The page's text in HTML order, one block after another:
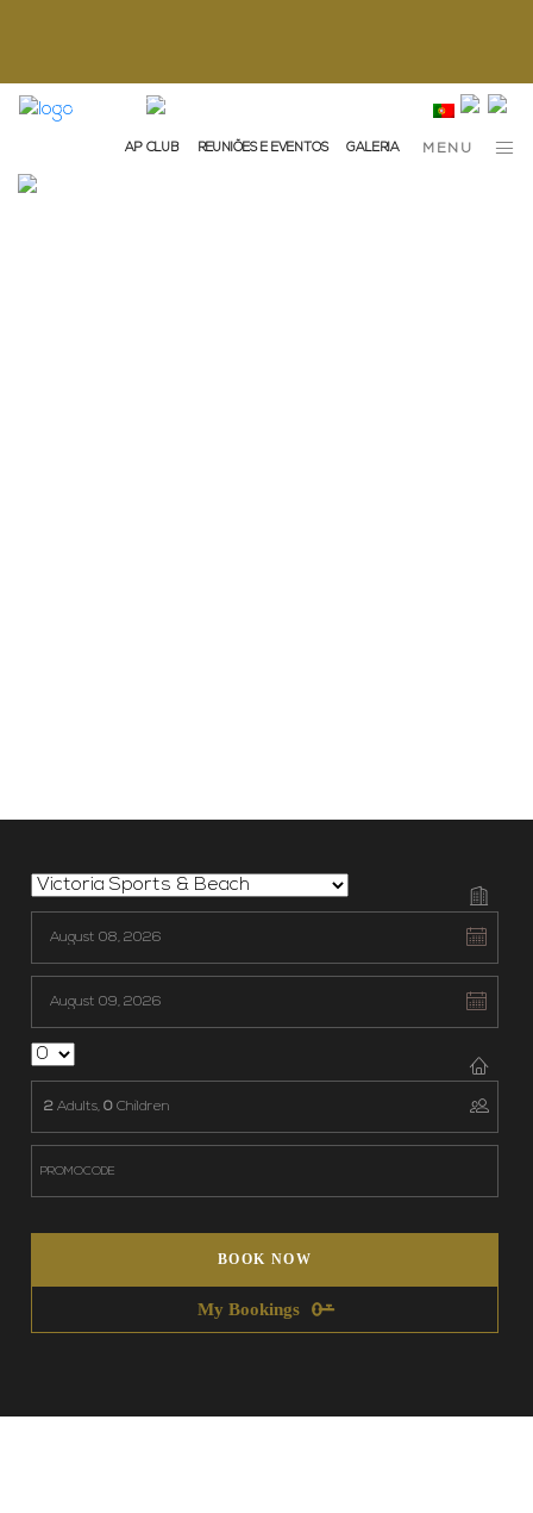
info@ap-hotelsresorts.com
AP CLUB REUNIÕES E EVENTOS GALERIA MENU
2 Adults, 0 Children
BOOK NOW
My Bookings